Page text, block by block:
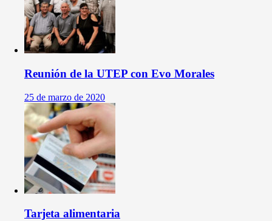
Reunión de la UTEP con Evo Morales
25 de marzo de 2020
Tarjeta alimentaria